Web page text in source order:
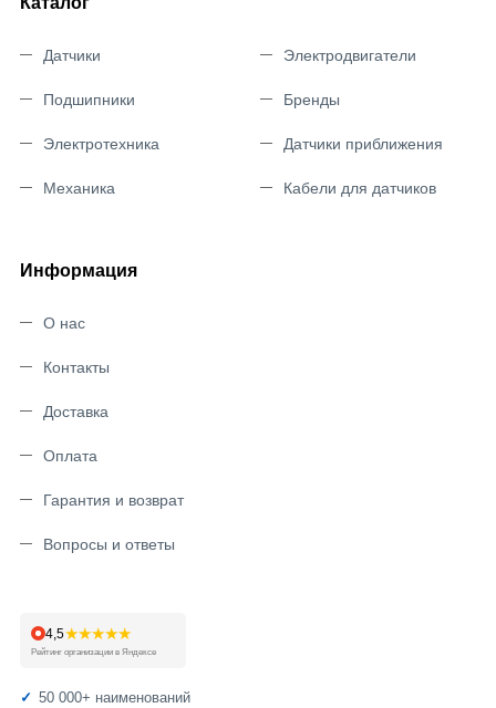
Датчики
Подшипники
Электротехника
Механика
Электродвигатели
Бренды
Датчики приближения
Кабели для датчиков
Информация
О нас
Контакты
Доставка
Оплата
Гарантия и возврат
Вопросы и ответы
4,5★★★★★
Рейтинг организации в Яндексе
50 000+ наименований